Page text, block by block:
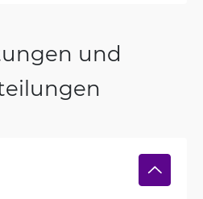
und